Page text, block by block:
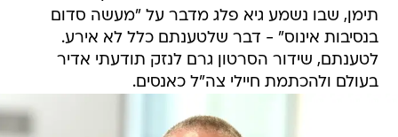
תימן, שבו נשמע גיא פלג מדבר על "מעשה סדום
בנסיבות אינוס" - דבר שלטענתם כלל לא אירע.
לטענתם, שידור הסרטון גרם לנזק תודעתי אדיר
בעולם ולהכתמת חיילי צה"ל כאנסים.